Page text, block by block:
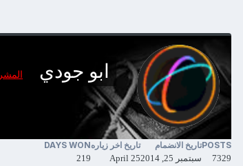
ابو جودي
POSTS
7329
تاريخ الانضمام
سبتمبر 25, 2014
تاريخ اخر زياره
April 25
DAYS WON
219